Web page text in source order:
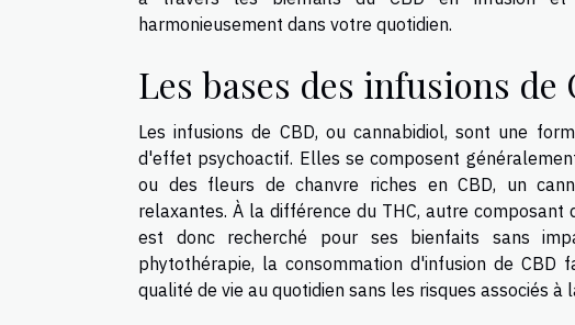
harmonieusement dans votre quotidien.
Les bases des infusions de
Les infusions de CBD, ou cannabidiol, sont une
d'effet psychoactif. Elles se composent
ou des fleurs de chanvre riches en CBD, un
relaxantes. À la différence du THC, autre
est donc recherché pour ses bienfaits sans
phytothérapie, la consommation d'infusion de
qualité de vie au quotidien sans les risques associés